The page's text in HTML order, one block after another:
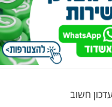
חשוב